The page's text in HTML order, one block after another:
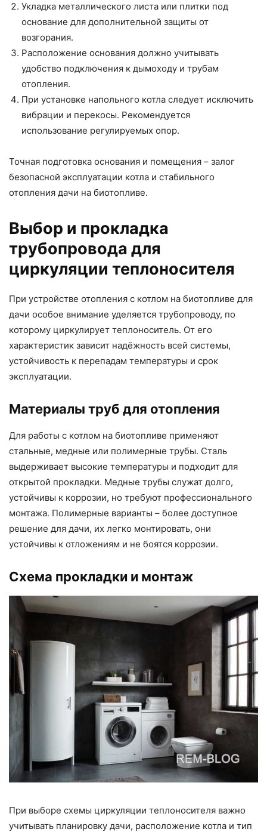
Укладка металлического листа или плитки под
основание для дополнительной защиты от
возгорания.
Расположение основания должно учитывать
удобство подключения к дымоходу и трубам
отопления.
При установке напольного котла следует исключить
вибрации и перекосы. Рекомендуется
использование регулируемых опор.
Точная подготовка основания и помещения – залог
безопасной эксплуатации котла и стабильного
отопления дачи на биотопливе.
Выбор и прокладка
трубопровода для
циркуляции теплоносителя
При устройстве отопления с котлом на биотопливе для
дачи особое внимание уделяется трубопроводу, по
которому циркулирует теплоноситель. От его
характеристик зависит надёжность всей системы,
устойчивость к перепадам температуры и срок
эксплуатации.
Материалы труб для отопления
Для работы с котлом на биотопливе применяют
стальные, медные или полимерные трубы. Сталь
выдерживает высокие температуры и подходит для
открытой прокладки. Медные трубы служат долго,
устойчивы к коррозии, но требуют профессионального
монтажа. Полимерные варианты – более доступное
решение для дачи, их легко монтировать, они
устойчивы к отложениям и не боятся коррозии.
Схема прокладки и монтаж
При выборе схемы циркуляции теплоносителя важно
учитывать планировку дачи, расположение котла и тип